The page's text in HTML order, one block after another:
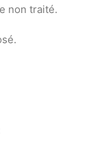
non traité.